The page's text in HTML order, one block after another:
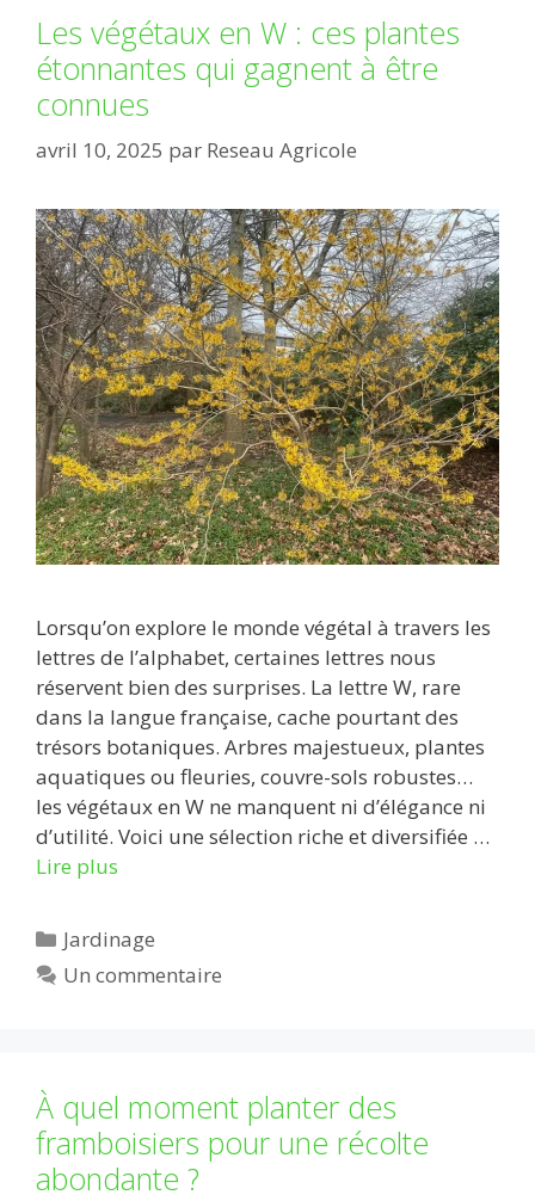
Les végétaux en W : ces plantes
étonnantes qui gagnent à être
connues
avril 10, 2025 par Reseau Agricole
Lorsqu’on explore le monde végétal à travers les
lettres de l’alphabet, certaines lettres nous
réservent bien des surprises. La lettre W, rare
dans la langue française, cache pourtant des
trésors botaniques. Arbres majestueux, plantes
aquatiques ou fleuries, couvre-sols robustes…
les végétaux en W ne manquent ni d’élégance ni
d’utilité. Voici une sélection riche et diversifiée …
Lire plus
Catégories
Jardinage
Un commentaire
À quel moment planter des
framboisiers pour une récolte
abondante ?